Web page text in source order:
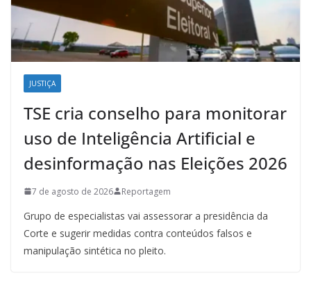
JUSTIÇA
TSE cria conselho para monitorar
uso de Inteligência Artificial e
desinformação nas Eleições 2026
7 de agosto de 2026 Reportagem
Grupo de especialistas vai assessorar a presidência da
Corte e sugerir medidas contra conteúdos falsos e
manipulação sintética no pleito.